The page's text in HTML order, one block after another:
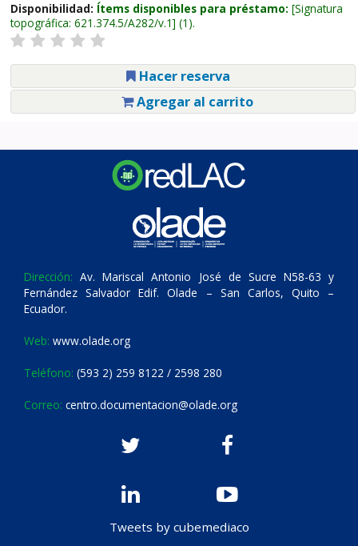
Disponibilidad: Ítems disponibles para préstamo: Signatura
topográfica: 621.374.5/A282/v.1 (1).
Hacer reserva
Agregar al carrito
Dirección: Av. Mariscal Antonio José de Sucre N58-63 y
Fernández Salvador Edif. Olade – San Carlos, Quito –
Ecuador.
Web: www.olade.org
Teléfono: (593 2) 259 8122 / 2598 280
Correo: centro.documentacion@olade.org
Tweets by cubemediaco